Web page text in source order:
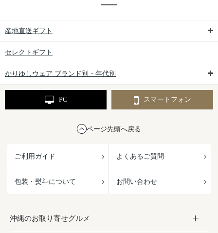
産地直送ギフト
セレクトギフト
かりゆしウェア ブランド別・年代別
PC スマートフォン
ページ先頭へ戻る
ご利用ガイド よくあるご質問
包装・熨斗について お問い合わせ
沖縄のお取り寄せグルメ